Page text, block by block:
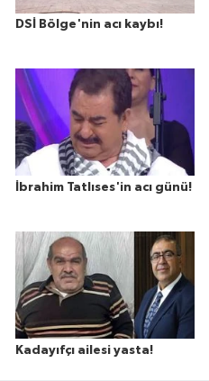
DSİ Bölge'nin acı kaybı!
İbrahim Tatlıses'in acı günü!
Kadayıfçı ailesi yasta!